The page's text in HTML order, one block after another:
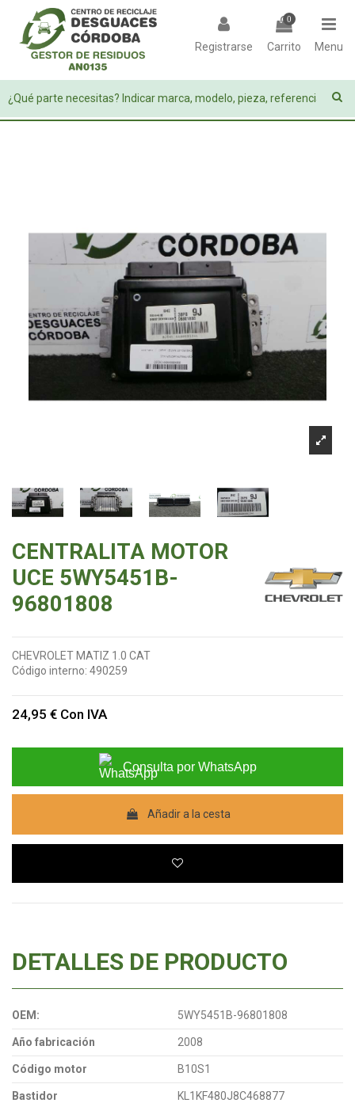
Registrarse
0
Carrito Menu
CENTRALITA MOTOR
UCE 5WY5451B-
96801808
CHEVROLET MATIZ 1.0 CAT
Código interno: 490259
24,95 € Con IVA
Consulta por WhatsApp
Añadir a la cesta
DETALLES DE PRODUCTO
OEM: 5WY5451B-96801808
Año fabricación 2008
Código motor B10S1
Bastidor KL1KF480J8C468877